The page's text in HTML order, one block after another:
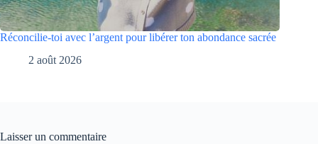
Réconcilie-toi avec l’argent pour libérer ton abondance sacrée
2 août 2026
Laisser un commentaire